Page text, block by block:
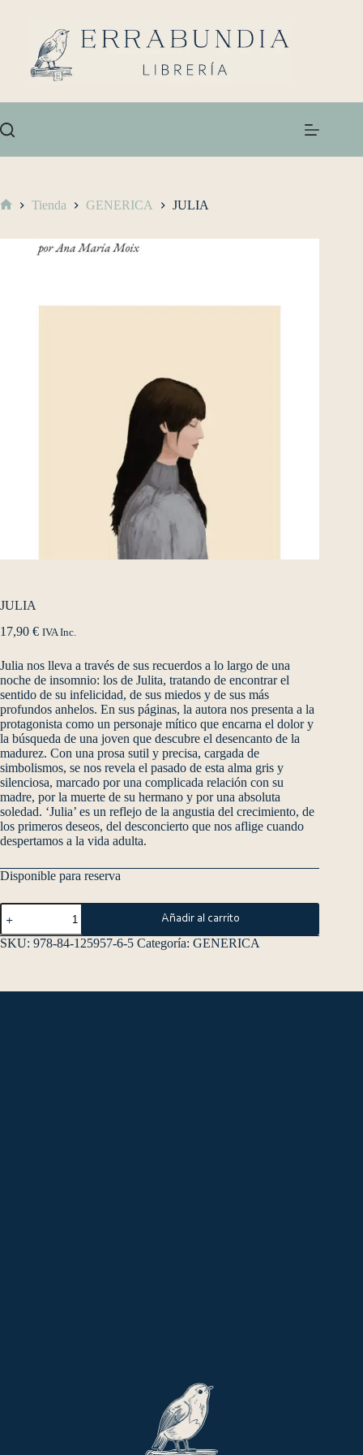
Tienda GENERICA JULIA
JULIA
17,90 € IVA Inc.
Julia nos lleva a través de sus recuerdos a lo largo de una
noche de insomnio: los de Julita, tratando de encontrar el
sentido de su infelicidad, de sus miedos y de sus más
profundos anhelos. En sus páginas, la autora nos presenta a la
protagonista como un personaje mítico que encarna el dolor y
la búsqueda de una joven que descubre el desencanto de la
madurez. Con una prosa sutil y precisa, cargada de
simbolismos, se nos revela el pasado de esta alma gris y
silenciosa, marcado por una complicada relación con su
madre, por la muerte de su hermano y por una absoluta
soledad. ‘Julia’ es un reflejo de la angustia del crecimiento, de
los primeros deseos, del desconcierto que nos aflige cuando
despertamos a la vida adulta.
Disponible para reserva
Añadir al carrito
SKU: 978-84-125957-6-5 Categoría: GENERICA